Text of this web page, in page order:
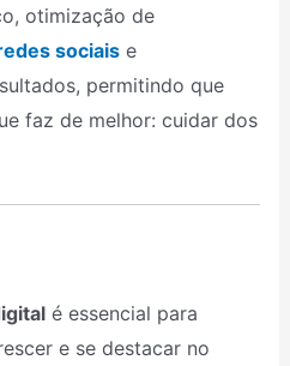
otimização de
sociaise
permitindo que
faz de melhor: cuidar dos
é essencial para
e se destacar no